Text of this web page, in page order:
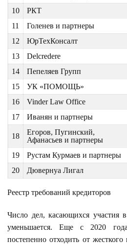
10
РКТ
11
Голенев и партнеры
12
ЮрТехКонсалт
13
Delcredere
14
Пепеляев Групп
15
УК «ПОМОЩЬ»
16
Vinder Law Office
17
Иванян и партнеры
18
Егоров, Пугинский,
Афанасьев и партнеры
19 Рустам Курмаев и партнеры
20
Дювернуа Лигал
Реестр требований кредиторов
Число дел, касающихся участия
уменьшается. Еще с 2020
постепенно отходить от